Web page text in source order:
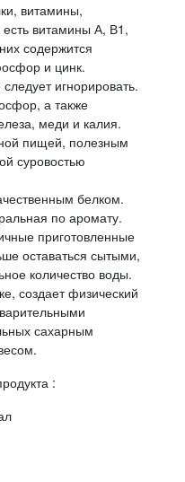
витамины,
витамины А, В1,
содержится
и цинк.
игнорировать.
а также
меди и калия.
пищей, полезным
суровостью
белком.
по аромату.
приготовленные
оставаться сытыми,
количество воды.
создает физический
сахарным
: